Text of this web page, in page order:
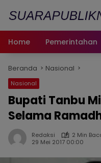
Home
Pemerintahan
Beranda Nasional
Nasional
Bupati Tanbu
Selama
Redaksi
2 Min
29 Mei 2017 00:00